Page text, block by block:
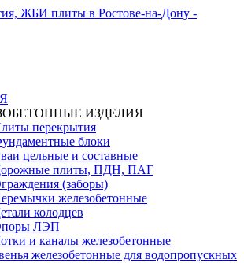
ИЗДЕЛИЯ
перекрытия
блоки
цельные и составные
плиты, ПДН, ПАГ
(заборы)
железобетонные
колодцев
ЛЭП
и каналы железобетонные
железобетонные для водопропускных